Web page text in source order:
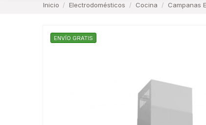
Inicio Electrodomésticos Cocina Campanas
ENVÍO GRATIS